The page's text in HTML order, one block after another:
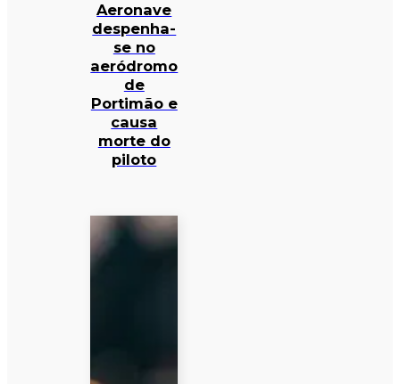
Aeronave
despenha-
se no
aeródromo
de
Portimão e
causa
morte do
piloto